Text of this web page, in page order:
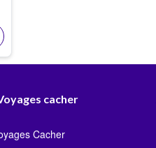
cacher
Cacher